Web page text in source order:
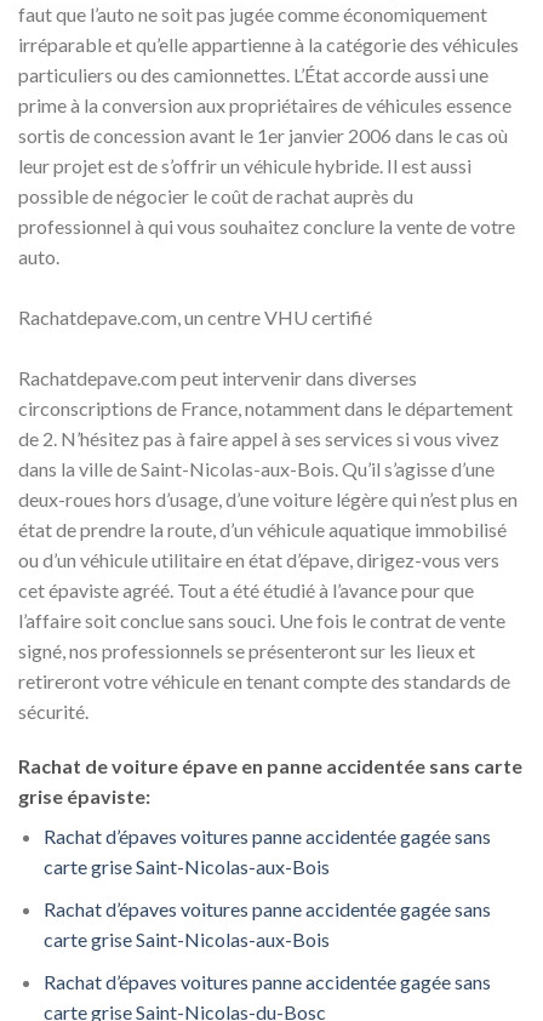
faut que l’auto ne soit pas jugée comme économiquement
irréparable et qu’elle appartienne à la catégorie des véhicules
particuliers ou des camionnettes. L’État accorde aussi une
prime à la conversion aux propriétaires de véhicules essence
sortis de concession avant le 1er janvier 2006 dans le cas où
leur projet est de s’offrir un véhicule hybride. Il est aussi
possible de négocier le coût de rachat auprès du
professionnel à qui vous souhaitez conclure la vente de votre
auto.
Rachatdepave.com, un centre VHU certifié
Rachatdepave.com peut intervenir dans diverses
circonscriptions de France, notamment dans le département
de 2. N’hésitez pas à faire appel à ses services si vous vivez
dans la ville de Saint-Nicolas-aux-Bois. Qu’il s’agisse d’une
deux-roues hors d’usage, d’une voiture légère qui n’est plus en
état de prendre la route, d’un véhicule aquatique immobilisé
ou d’un véhicule utilitaire en état d’épave, dirigez-vous vers
cet épaviste agréé. Tout a été étudié à l’avance pour que
l’affaire soit conclue sans souci. Une fois le contrat de vente
signé, nos professionnels se présenteront sur les lieux et
retireront votre véhicule en tenant compte des standards de
sécurité.
Rachat de voiture épave en panne accidentée sans carte
grise épaviste:
Rachat d’épaves voitures panne accidentée gagée sans
carte grise Saint-Nicolas-aux-Bois
Rachat d’épaves voitures panne accidentée gagée sans
carte grise Saint-Nicolas-aux-Bois
Rachat d’épaves voitures panne accidentée gagée sans
carte grise Saint-Nicolas-du-Bosc